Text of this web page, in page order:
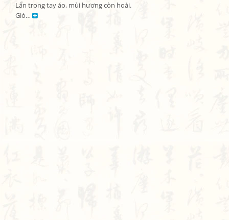
Lẩn trong tay áo, mùi hương còn hoài.
Gió…